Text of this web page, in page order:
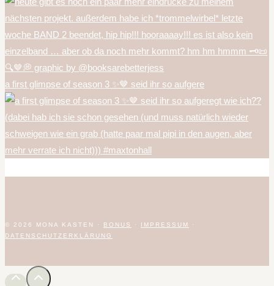
a first glimpse of season 3 ✨🤎 seid ihr so aufgere
© 2026 MONA KASTEN · BONUS · IMPRESSUM
·
DATENSCHUTZERKLÄRUNG